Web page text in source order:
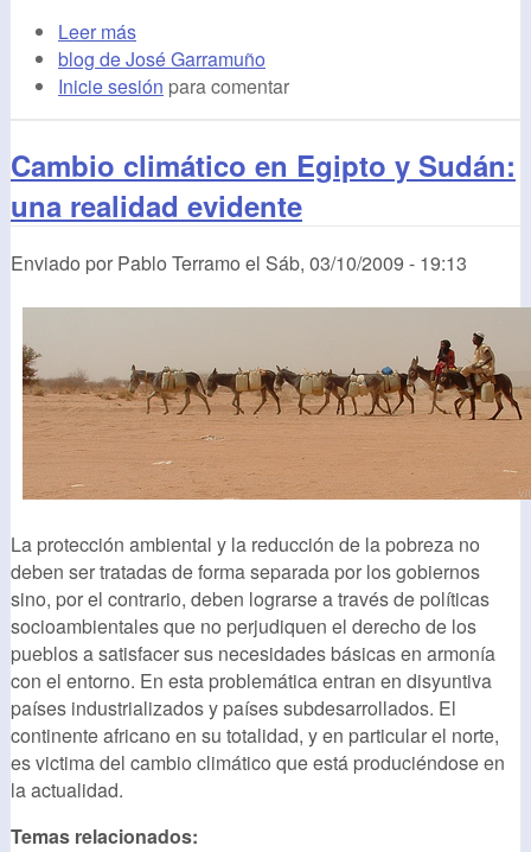
Leer más
blog de José Garramuño
Inicie sesión para comentar
Cambio climático en Egipto y Sudán:
una realidad evidente
Enviado por Pablo Terramo el Sáb, 03/10/2009 - 19:13
La protección ambiental y la reducción de la pobreza no
deben ser tratadas de forma separada por los gobiernos
sino, por el contrario, deben lograrse a través de políticas
socioambientales que no perjudiquen el derecho de los
pueblos a satisfacer sus necesidades básicas en armonía
con el entorno. En esta problemática entran en disyuntiva
países industrializados y países subdesarrollados. El
continente africano en su totalidad, y en particular el norte,
es victima del cambio climático que está produciéndose en
la actualidad.
Temas relacionados: